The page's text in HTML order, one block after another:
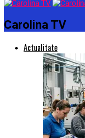
Carolina TV
Actualitate